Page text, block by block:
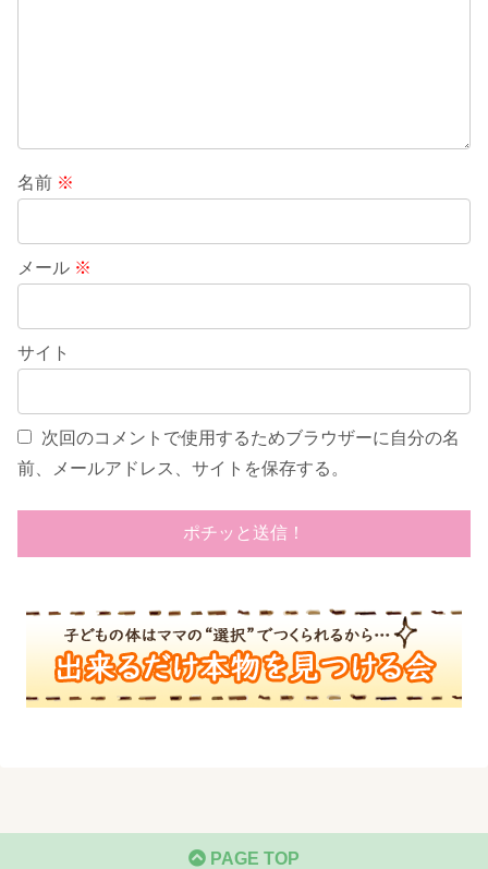
名前 ※
メール ※
サイト
次回のコメントで使用するためブラウザーに自分の名
前、メールアドレス、サイトを保存する。
PAGE TOP